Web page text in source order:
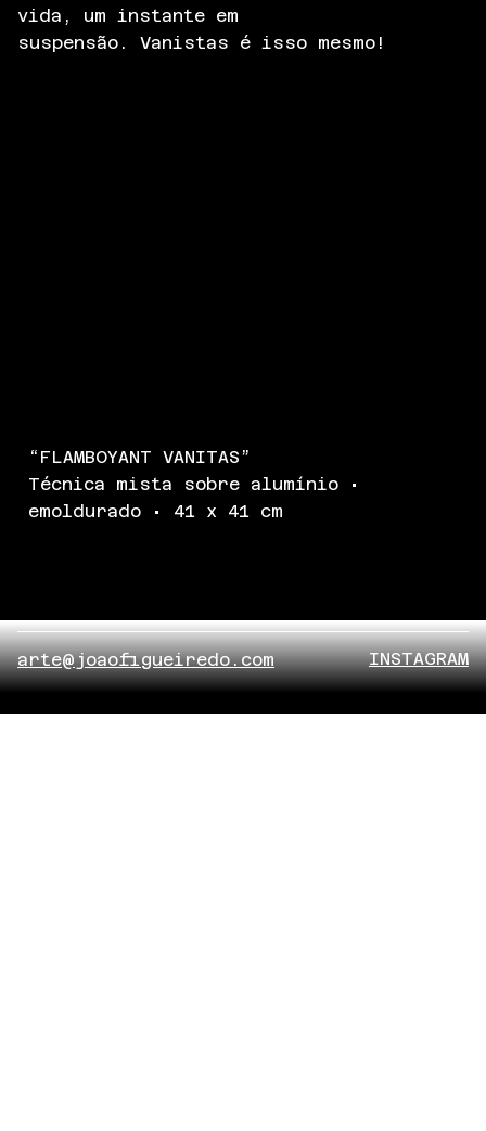
vida, um instante em
suspensão. Vanistas é isso mesmo!
“FLAMBOYANT VANITAS”
Técnica mista sobre alumínio •
emoldurado • 41 x 41 cm
INSTAGRAM
arte@joaofigueiredo.com